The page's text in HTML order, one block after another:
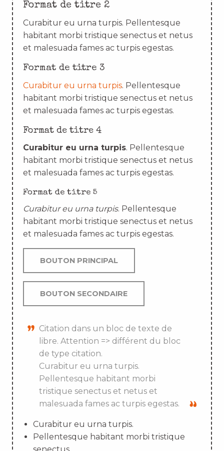
Format de titre 2
Curabitur eu urna turpis. Pellentesque
habitant morbi tristique senectus et netus
et malesuada fames ac turpis egestas.
Format de titre 3
Curabitur eu urna turpis. Pellentesque
habitant morbi tristique senectus et netus
et malesuada fames ac turpis egestas.
Format de titre 4
Curabitur eu urna turpis. Pellentesque
habitant morbi tristique senectus et netus
et malesuada fames ac turpis egestas.
Format de titre 5
Curabitur eu urna turpis. Pellentesque
habitant morbi tristique senectus et netus
et malesuada fames ac turpis egestas.
BOUTON PRINCIPAL
BOUTON SECONDAIRE
Citation dans un bloc de texte de
libre. Attention => différent du bloc
de type citation.
Curabitur eu urna turpis.
Pellentesque habitant morbi
tristique senectus et netus et
malesuada fames ac turpis egestas.
Curabitur eu urna turpis.
Pellentesque habitant morbi tristique